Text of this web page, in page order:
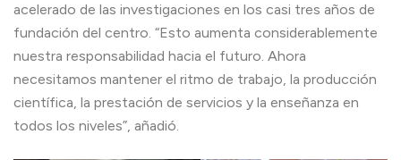
acelerado de las investigaciones en los casi tres años de
fundación del centro. “Esto aumenta considerablemente
nuestra responsabilidad hacia el futuro. Ahora
necesitamos mantener el ritmo de trabajo, la producción
científica, la prestación de servicios y la enseñanza en
todos los niveles”, añadió.